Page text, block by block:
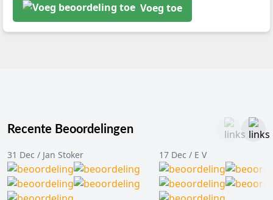
Voeg toe
Recente Beoordelingen
31 Dec / Jan Stoker 17 Dec / E V